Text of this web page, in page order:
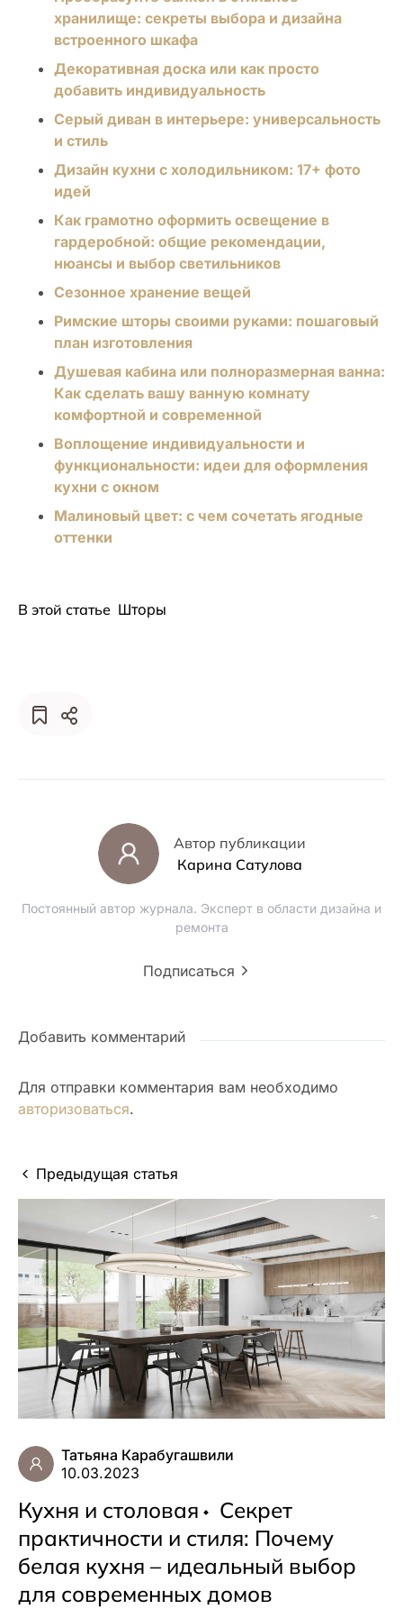
хранилище: секреты выбора и дизайна
встроенного шкафа
Декоративная доска или как просто
добавить индивидуальность
Серый диван в интерьере: универсальность
и стиль
Дизайн кухни с холодильником: 17+ фото
идей
Как грамотно оформить освещение в
гардеробной: общие рекомендации,
нюансы и выбор светильников
Сезонное хранение вещей
Римские шторы своими руками: пошаговый
план изготовления
Душевая кабина или полноразмерная ванна:
Как сделать вашу ванную комнату
комфортной и современной
Воплощение индивидуальности и
функциональности: идеи для оформления
кухни с окном
Малиновый цвет: с чем сочетать ягодные
оттенки
В этой статье Шторы
Автор публикации
Карина Сатулова
Постоянный автор журнала. Эксперт в области дизайна и
ремонта
Подписаться
Добавить комментарий
Для отправки комментария вам необходимо
авторизоваться.
Предыдущая статья
Татьяна Карабугашвили
10.03.2023
Кухня и столовая
Секрет
практичности и стиля: Почему
белая кухня – идеальный выбор
для современных домов